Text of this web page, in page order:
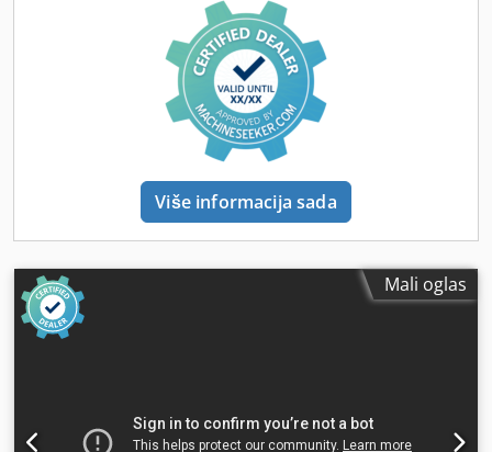
Više informacija sada
Mali oglas